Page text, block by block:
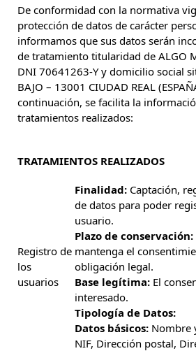
De conformidad con la normativa
protección de datos de carácter
informamos que sus datos serán
de tratamiento titularidad de ALGO
DNI 70641263-Y y domicilio social
BAJO – 13001 CIUDAD REAL
continuación, se facilita la
tratamientos realizados:
TRATAMIENTOS REALIZADOS
Registro de
los
usuarios
Finalidad: Captación,
de datos para poder
usuario.
Plazo de conservación:
mantenga el
obligación legal.
Base legítima: El
interesado.
Tipología de Datos:
Datos básicos: Nombre
NIF, Dirección postal,